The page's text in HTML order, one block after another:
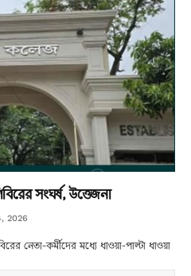
সংঘর্ষ, উত্তেজনা
2026
নেতা-কর্মীদের মধ্যে ধাওয়া-পাল্টা ধাওয়া